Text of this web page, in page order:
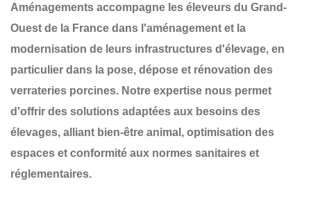
Aménagements accompagne les éleveurs du Grand-
Ouest de la France dans l'aménagement et la
modernisation de leurs infrastructures d'élevage, en
particulier dans la pose, dépose et rénovation des
verrateries porcines. Notre expertise nous permet
d'offrir des solutions adaptées aux besoins des
élevages, alliant bien-être animal, optimisation des
espaces et conformité aux normes sanitaires et
réglementaires.